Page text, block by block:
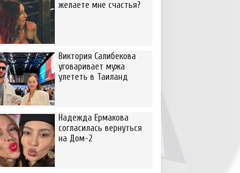
желаете мне счастья?
Виктория Салибекова
уговаривает мужа
улететь в Таиланд
Надежда Ермакова
согласилась вернуться
на Дом-2